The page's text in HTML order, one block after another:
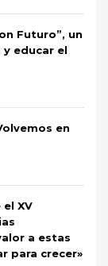
Futuro”, un
educar el
en
XV
a estas
para crecer»